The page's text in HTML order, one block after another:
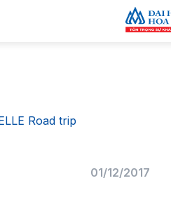
Road trip
01/12/2017